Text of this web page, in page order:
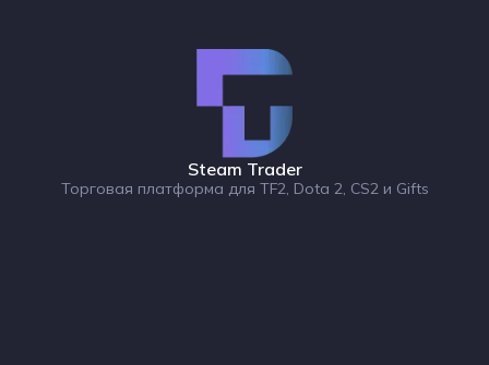
Steam Trader
Торговая платформа для TF2, Dota 2, CS2 и Gifts